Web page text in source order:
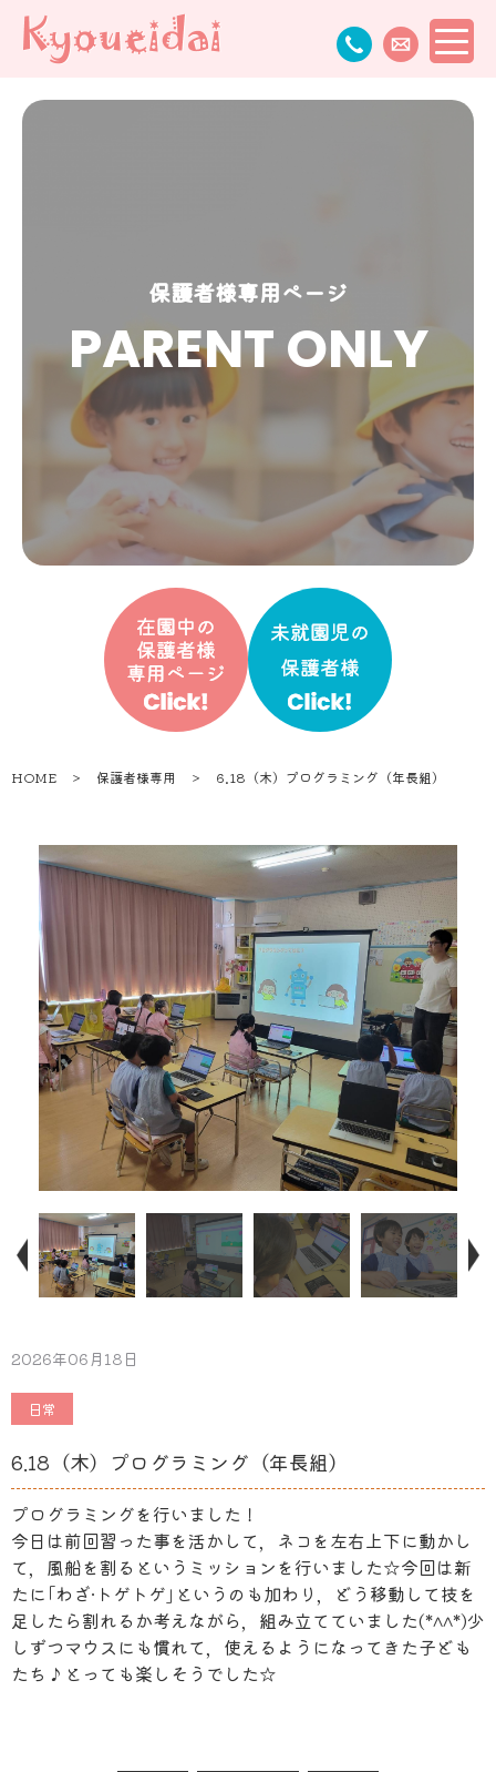
保護者様専用ページ
PARENT ONLY
HOME ＞ 保護者様専用 ＞ 6.18（木）プログラミング（年長組）
2026年06月18日
日常
6.18（木）プログラミング（年長組）
プログラミングを行いました！
今日は前回習った事を活かして，ネコを左右上下に動かし
て，風船を割るというミッションを行いました☆今回は新
たに｢わざ·トゲトゲ｣というのも加わり，どう移動して技を
足したら割れるか考えながら，組み立てていました(*^^*)少
しずつマウスにも慣れて，使えるようになってきた子ども
たち♪とっても楽しそうでした☆